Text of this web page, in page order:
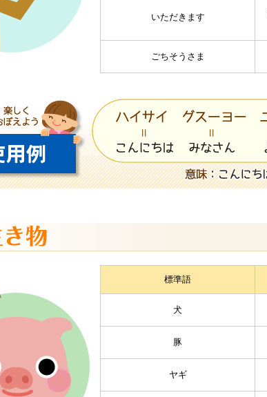
いただきます
ごちそうさま
標準語
犬
豚
ヤギ